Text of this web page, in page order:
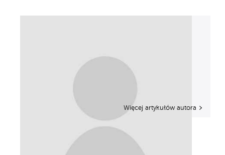
Więcej artykułów autora